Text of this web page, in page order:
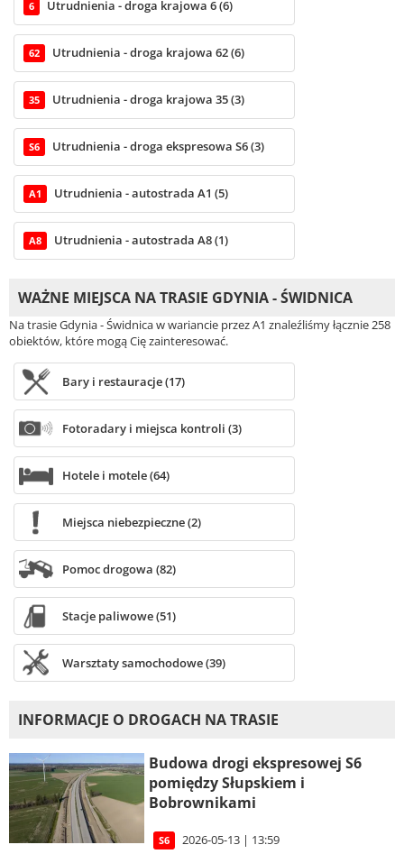
6 Utrudnienia - droga krajowa 6 (6)
62 Utrudnienia - droga krajowa 62 (6)
35 Utrudnienia - droga krajowa 35 (3)
S6 Utrudnienia - droga ekspresowa S6 (3)
A1 Utrudnienia - autostrada A1 (5)
A8 Utrudnienia - autostrada A8 (1)
WAŻNE MIEJSCA NA TRASIE GDYNIA - ŚWIDNICA
Na trasie Gdynia - Świdnica w wariancie przez A1 znaleźliśmy łącznie 258
obiektów, które mogą Cię zainteresować.
Bary i restauracje (17)
Fotoradary i miejsca kontroli (3)
Hotele i motele (64)
Miejsca niebezpieczne (2)
Pomoc drogowa (82)
Stacje paliwowe (51)
Warsztaty samochodowe (39)
INFORMACJE O DROGACH NA TRASIE
Budowa drogi ekspresowej S6
pomiędzy Słupskiem i
Bobrownikami
S6 2026-05-13 | 13:59